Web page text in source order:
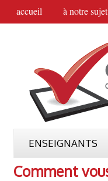
accueil à notre sujet
ENSEIGNANTS
Comment